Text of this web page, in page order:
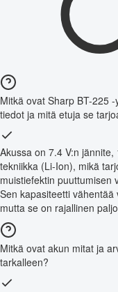
Mitkä ovat Sharp BT-225
tiedot ja mitä etuja se
Akussa on 7.4 V:n
tekniikka (Li-Ion), mikä
muistiefektin puuttumisen
Sen kapasiteetti
mutta se on rajallinen
Mitkä ovat akun mitat ja
tarkalleen?